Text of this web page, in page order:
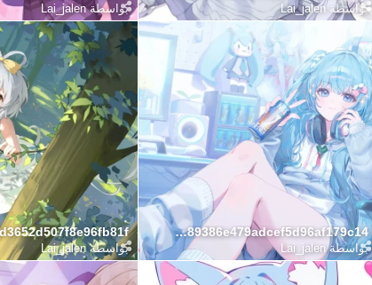
بواسطةLai_jalen بواسطة Lai_jalen
بواسطةLai_jalen
5e3f8d89386e479adcef5d96af179c14
بواسطةLai_jalen